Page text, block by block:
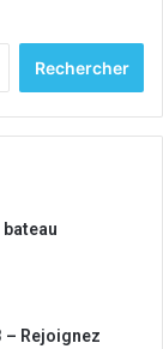
– Rejoignez